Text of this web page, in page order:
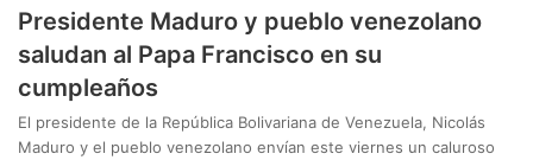
Presidente Maduro y pueblo venezolano
saludan al Papa Francisco en su
cumpleaños
El presidente de la República Bolivariana de Venezuela, Nicolás
Maduro y el pueblo venezolano envían este viernes un caluroso